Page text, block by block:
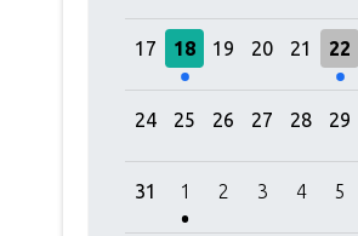
17 18
Einzelne Veranstaltung
19 20 21 22
24 25 26 27 28 29
31 1
Einzelne Veranstaltung
2 3 4 5